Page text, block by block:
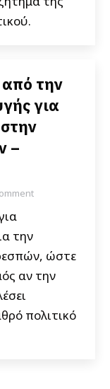
την
για
–
την
ώστε
αν την
πολιτικό